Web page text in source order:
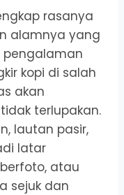
rasanya
alamnya yang
pengalaman
kopi di salah
akan
terlupakan.
lautan pasir,
latar
atau
sejuk dan